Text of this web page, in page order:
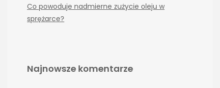
Co powoduje nadmierne zużycie oleju w
sprężarce?
Najnowsze komentarze